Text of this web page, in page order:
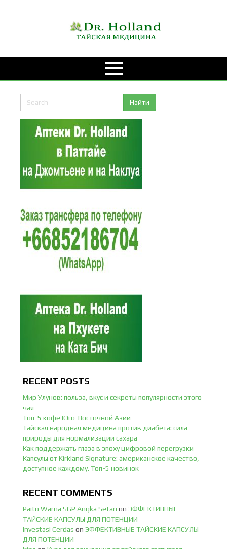
RECENT POSTS
Мир Улунов: польза, вкус и секреты популярности этого
чая
Топ-5 кофе Юго-Восточной Азии
Тайская народная медицина против диабета: сила
природы для нормализации сахара
Как поддержать глаза в эпоху цифровой перегрузки
Капсулы от Kirkland Signature: американское качество,
доступное каждому. Топ-5 новинок
RECENT COMMENTS
Paito Warna SGP Angka Setan on ЭФФЕКТИВНЫЕ
ТАЙСКИЕ КАПСУЛЫ ДЛЯ ПОТЕНЦИИ
Investasi Cerdas on ЭФФЕКТИВНЫЕ ТАЙСКИЕ КАПСУЛЫ
ДЛЯ ПОТЕНЦИИ